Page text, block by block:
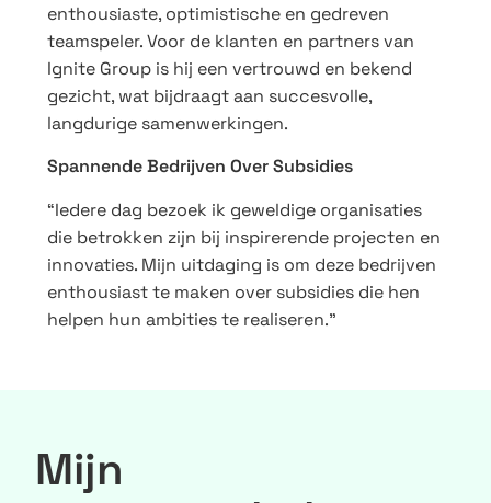
enthousiaste, optimistische en gedreven
teamspeler. Voor de klanten en partners van
Ignite Group is hij een vertrouwd en bekend
gezicht, wat bijdraagt aan succesvolle,
langdurige samenwerkingen.
Spannende Bedrijven Over Subsidies
“Iedere dag bezoek ik geweldige organisaties
die betrokken zijn bij inspirerende projecten en
innovaties. Mijn uitdaging is om deze bedrijven
enthousiast te maken over subsidies die hen
helpen hun ambities te realiseren.”
Mijn